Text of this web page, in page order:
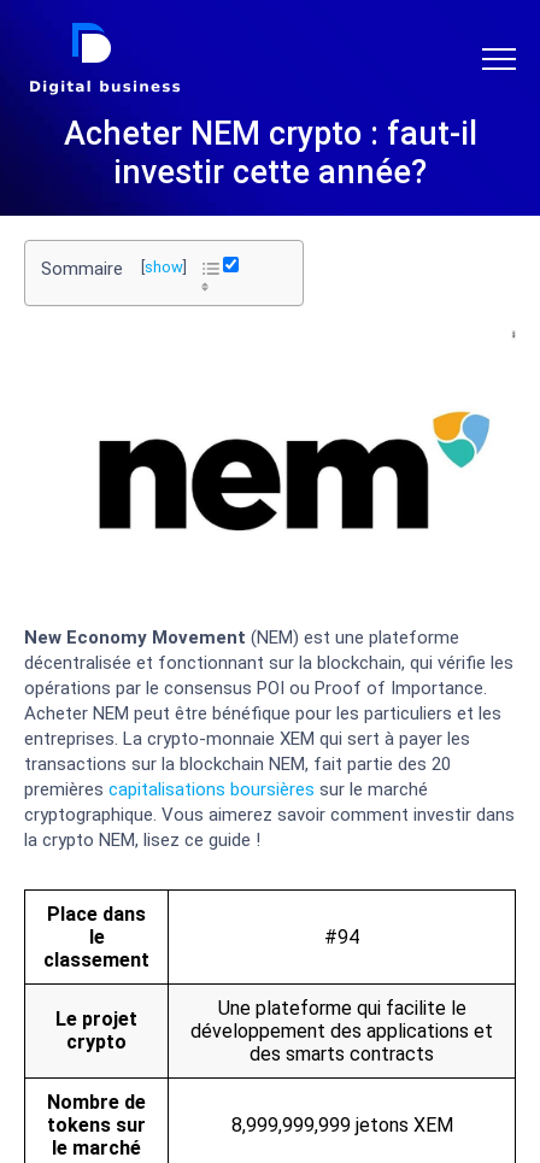
DIGITAL BUSINESS
Acheter NEM crypto : faut-il
investir cette année?
Sommaire show
New Economy Movement (NEM) est une plateforme
décentralisée et fonctionnant sur la blockchain, qui vérifie les
opérations par le consensus POI ou Proof of Importance.
Acheter NEM peut être bénéfique pour les particuliers et les
entreprises. La crypto-monnaie XEM qui sert à payer les
transactions sur la blockchain NEM, fait partie des 20
premières capitalisations boursières sur le marché
cryptographique. Vous aimerez savoir comment investir dans
la crypto NEM, lisez ce guide !
Place dans
le
classement
#94
Le projet
crypto
Une plateforme qui facilite le
développement des applications et
des smarts contracts
Nombre de
tokens sur
le marché
8,999,999,999 jetons XEM